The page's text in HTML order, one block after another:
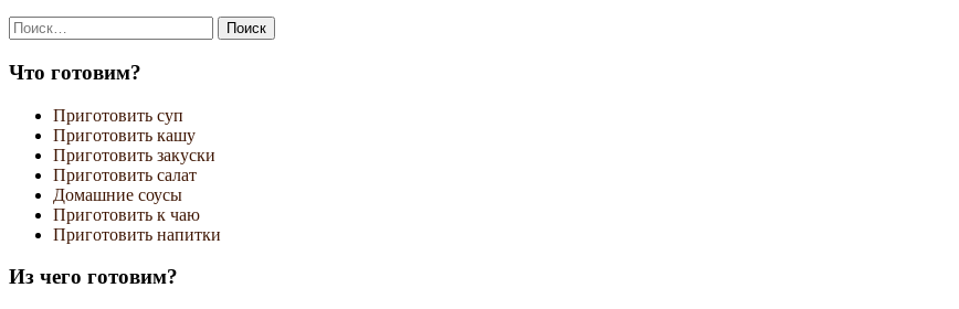
Найти:
Что готовим?
Приготовить суп
Приготовить кашу
Приготовить закуски
Приготовить салат
Домашние соусы
Приготовить к чаю
Приготовить напитки
Из чего готовим?